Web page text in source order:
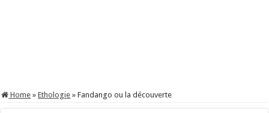
Home » Ethologie » Fandango ou la découverte